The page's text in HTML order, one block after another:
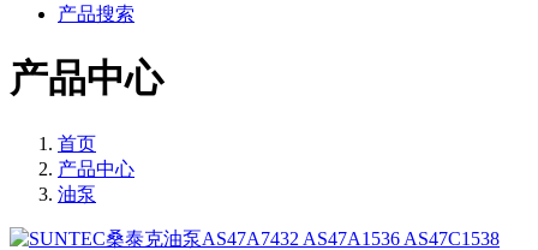
产品搜索
产品中心
首页
产品中心
油泵